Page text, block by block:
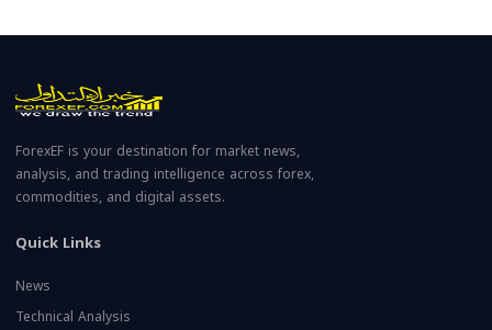
ForexEF is your destination for market news,
analysis, and trading intelligence across forex,
commodities, and digital assets.
Quick Links
News
Technical Analysis